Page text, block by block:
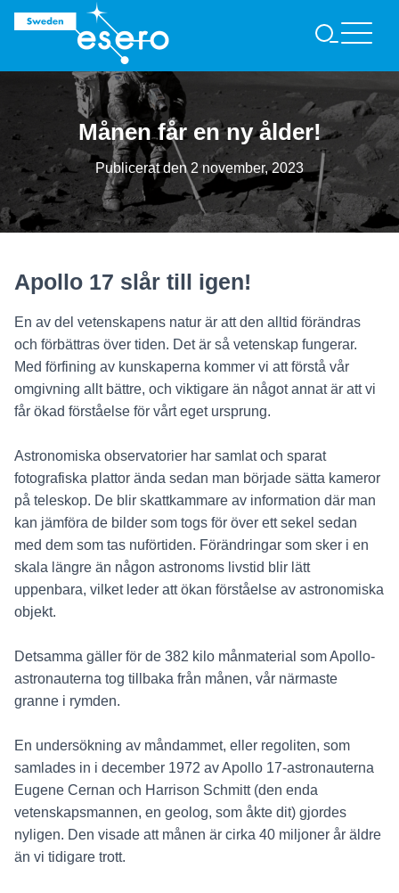
S
K
Månen får en ny ålder!
Publicerat den 2 november, 2023
Apollo 17 slår till igen!
En av del vetenskapens natur är att den alltid förändras
och förbättras över tiden. Det är så vetenskap fungerar.
Med förfining av kunskaperna kommer vi att förstå vår
omgivning allt bättre, och viktigare än något annat är att vi
får ökad förståelse för vårt eget ursprung.
Astronomiska observatorier har samlat och sparat
fotografiska plattor ända sedan man började sätta kameror
på teleskop. De blir skattkammare av information där man
kan jämföra de bilder som togs för över ett sekel sedan
med dem som tas nuförtiden. Förändringar som sker i en
skala längre än någon astronoms livstid blir lätt
uppenbara, vilket leder att ökan förståelse av astronomiska
objekt.
Detsamma gäller för de 382 kilo månmaterial som Apollo-
astronauterna tog tillbaka från månen, vår närmaste
granne i rymden.
En undersökning av måndammet, eller regoliten, som
samlades in i december 1972 av Apollo 17-astronauterna
Eugene Cernan och Harrison Schmitt (den enda
vetenskapsmannen, en geolog, som åkte dit) gjordes
nyligen. Den visade att månen är cirka 40 miljoner år äldre
än vi tidigare trott.